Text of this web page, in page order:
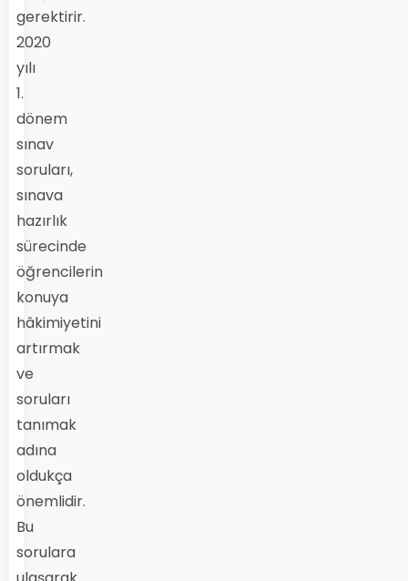
gerektirir.
2020
yılı
1.
dönem
sınav
soruları,
sınava
hazırlık
sürecinde
öğrencilerin
konuya
hâkimiyetini
artırmak
ve
soruları
tanımak
adına
oldukça
önemlidir.
Bu
sorulara